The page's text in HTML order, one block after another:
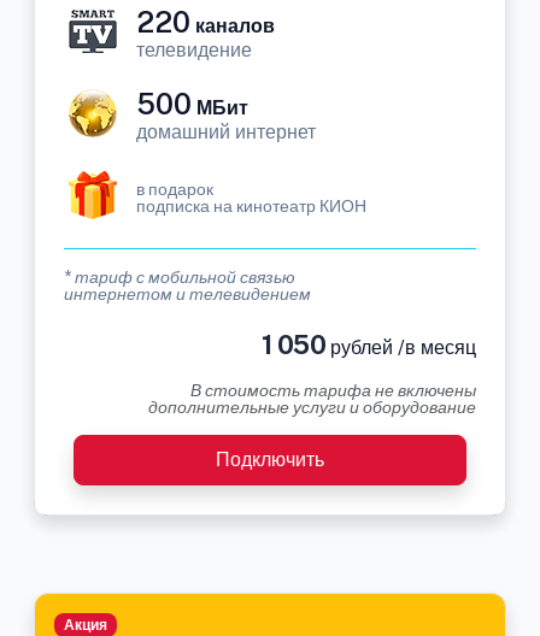
220 каналов
телевидение
500 МБит
домашний интернет
в подарок
подписка на кинотеатр КИОН
* тариф с мобильной связью
интернетом и телевидением
1 050 рублей /в месяц
В стоимость тарифа не включены
дополнительные услуги и оборудование
Подключить
Акция